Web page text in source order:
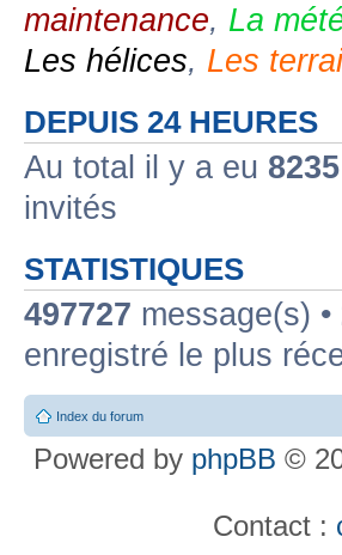
maintenance, La
Les hélices, Les
DEPUIS 24 HEURES
Au total il y a eu 8235
invités
STATISTIQUES
497727 message(s) •
enregistré le plus
Index du forum
Powered by phpBB ©
Contact :